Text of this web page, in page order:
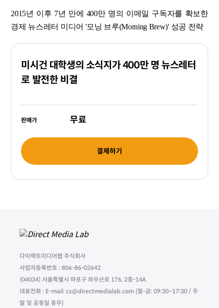
2015년 이후 7년 만에 400만 명의 이메일 구독자를 확보한
경제 뉴스레터 미디어 '모닝 브루(Morning Brew)' 성공 전략
미시건 대학생의 소식지가 400만 명 뉴스레터
로 발전한 비결
판매가 무료
결제하기
다이렉트미디어랩 주식회사
사업자등록번호 : 806-86-02642
(04034) 서울특별시 마포구 와우산로 176, 2층-14A
대표전화 : E-mail: cs@directmedialab.com (월-금: 09:30~17:30 / 주
말 및 공휴일 휴무)